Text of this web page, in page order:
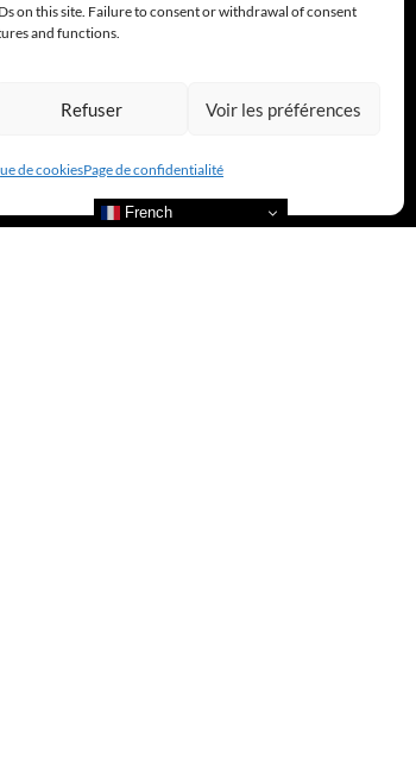
on this site. Failure to consent or withdrawal of consent
and functions.
Refuser Voir les préférences
de cookiesPage de confidentialité
French